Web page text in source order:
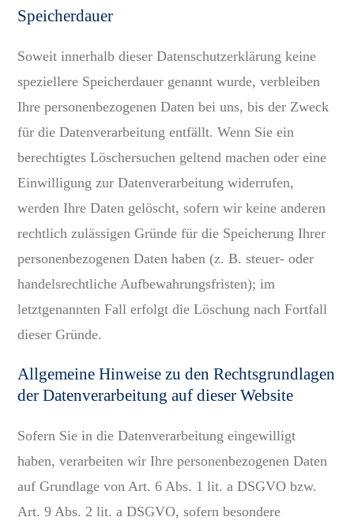
Speicherdauer
Soweit innerhalb dieser Datenschutzerklärung keine
speziellere Speicherdauer genannt wurde, verbleiben
Ihre personenbezogenen Daten bei uns, bis der Zweck
für die Datenverarbeitung entfällt. Wenn Sie ein
berechtigtes Löschersuchen geltend machen oder eine
Einwilligung zur Datenverarbeitung widerrufen,
werden Ihre Daten gelöscht, sofern wir keine anderen
rechtlich zulässigen Gründe für die Speicherung Ihrer
personenbezogenen Daten haben (z. B. steuer- oder
handelsrechtliche Aufbewahrungsfristen); im
letztgenannten Fall erfolgt die Löschung nach Fortfall
dieser Gründe.
Allgemeine Hinweise zu den Rechtsgrundlagen
der Datenverarbeitung auf dieser Website
Sofern Sie in die Datenverarbeitung eingewilligt
haben, verarbeiten wir Ihre personenbezogenen Daten
auf Grundlage von Art. 6 Abs. 1 lit. a DSGVO bzw.
Art. 9 Abs. 2 lit. a DSGVO, sofern besondere